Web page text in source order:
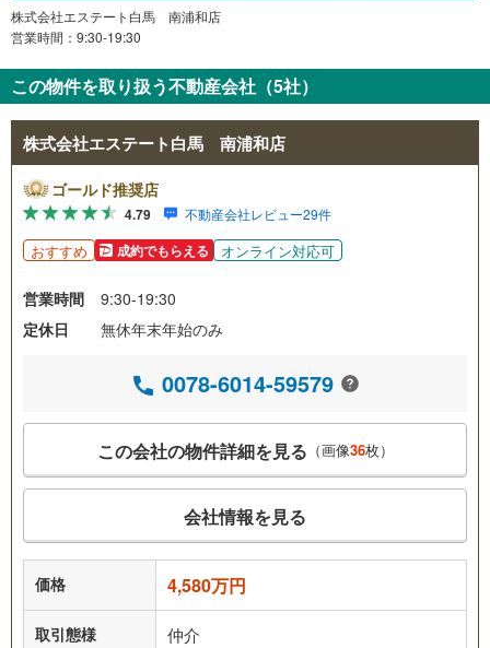
株式会社エステート白馬 南浦和店
営業時間：9:30-19:30
この物件を取り扱う不動産会社（5社）
株式会社エステート白馬 南浦和店
ゴールド推奨店
4.79 不動産会社レビュー29件
おすすめ 成約でもらえる オンライン対応可
営業時間
9:30-19:30
定休日
無休年末年始のみ
0078-6014-59579
この会社の物件詳細を見る （画像36枚）
会社情報を見る
価格 4,580万円
取引態様 仲介